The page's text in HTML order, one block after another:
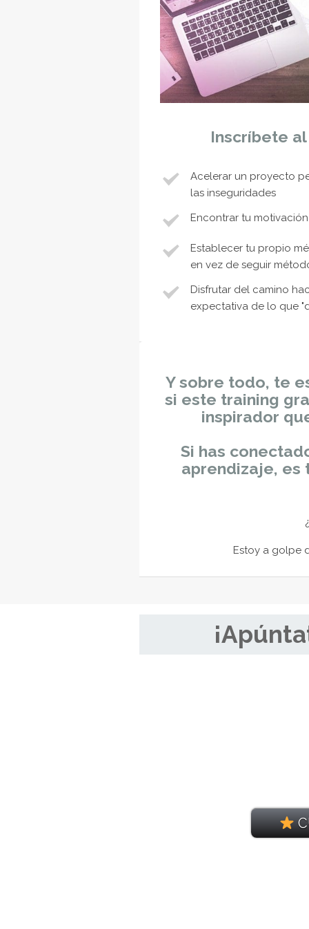
Inscríbete
Acelerar un proyecto
las inseguridades
Encontrar tu
Establecer tu propio
en vez de seguir
Disfrutar del camino
expectativa de lo que
Y sobre todo, te
si este training
inspirador
Si has
aprendizaje, es
Estoy a golpe